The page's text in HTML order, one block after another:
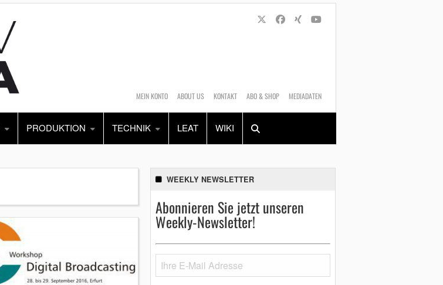
MEIN KONTO ABOUT US KONTAKT ABO & SHOP MEDIADATEN
PRODUKTION TECHNIK LEAT WIKI
Alles Shop
WEEKLY NEWSLETTER
Abonnieren Sie jetzt unseren
Weekly-Newsletter!